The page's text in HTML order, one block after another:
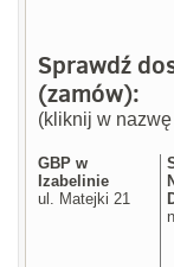
Sprawdź
(zamów):
(kliknij w
GBP w
Izabelinie
ul. Matejki 21